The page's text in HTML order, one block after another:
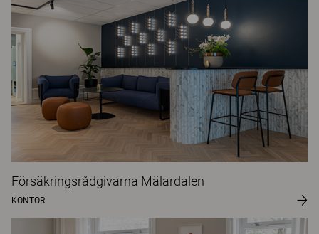
Försäkringsrådgivarna Mälardalen
KONTOR